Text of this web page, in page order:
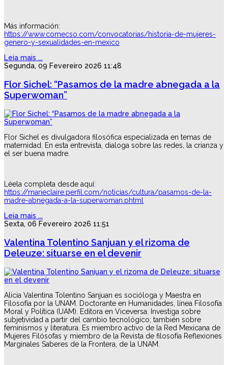
Más información:
https://www.comecso.com/convocatorias/historia-de-mujeres-
genero-y-sexualidades-en-mexico
Leia mais ...
Segunda, 09 Fevereiro 2026 11:48
Flor Sichel: “Pasamos de la madre abnegada a la
Superwoman”
Flor Sichel es divulgadora filosófica especializada en temas de
maternidad. En esta entrevista, dialoga sobre las redes, la crianza y
el ser buena madre.
Léela completa desde aquí:
https://marieclaire.perfil.com/noticias/cultura/pasamos-de-la-
madre-abnegada-a-la-superwoman.phtml
Leia mais ...
Sexta, 06 Fevereiro 2026 11:51
Valentina Tolentino Sanjuan y el rizoma de
Deleuze: situarse en el devenir
Alicia Valentina Tolentino Sanjuan es socióloga y Maestra en
Filosofía por la UNAM. Doctorante en Humanidades, línea Filosofía
Moral y Política (UAM). Editora en Viceversa. Investiga sobre
subjetividad a partir del cambio tecnológico; también sobre
feminismos y literatura. Es miembro activo de la Red Mexicana de
Mujeres Filósofas y miembro de la Revista de filosofía Reflexiones
Marginales Saberes de la Frontera, de la UNAM.